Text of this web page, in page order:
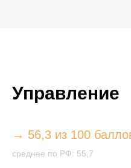
Управление
→ 56,3 из 100
среднее по РФ: 55,7